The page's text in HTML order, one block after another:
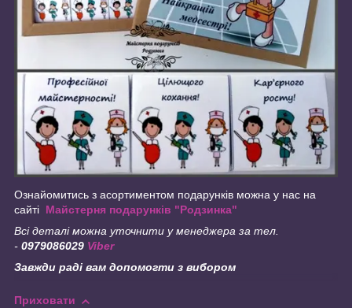
Ознайомитись з асортиментом подарунків можна у нас на
сайті Майстерня подарунків "Родзинка"
Всі деталі можна уточнити у менеджера за тел.
- 0979086029 Viber
Завжди раді вам допомогти з вибором
Приховати